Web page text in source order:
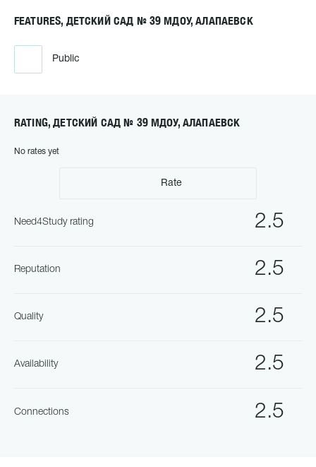
FEATURES, ДЕТСКИЙ САД № 39 МДОУ, АЛАПАЕВСК
Public
RATING, ДЕТСКИЙ САД № 39 МДОУ, АЛАПАЕВСК
No rates yet
Rate
2.5
Need4Study rating
2.5
Reputation
2.5
Quality
2.5
Availability
2.5
Connections